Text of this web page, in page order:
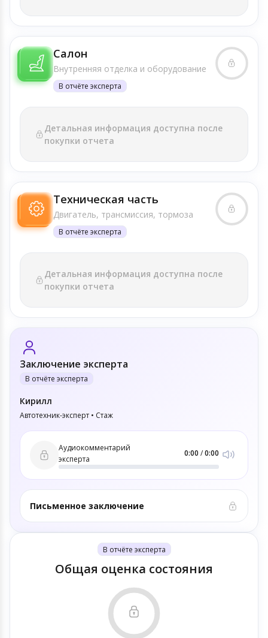
Салон
Внутренняя отделка и оборудование
В отчёте эксперта
Детальная информация доступна после
покупки отчета
Техническая часть
Двигатель, трансмиссия, тормоза
В отчёте эксперта
Детальная информация доступна после
покупки отчета
Заключение эксперта
В отчёте эксперта
Кирилл
Автотехник-эксперт • Стаж
Аудиокомментарий
эксперта
0:00 /0:00
Письменное заключение
В отчёте эксперта
Общая оценка состояния